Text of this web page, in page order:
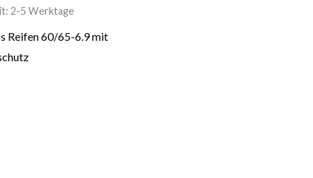
2-5 Werktage
Reifen 60/65-6.9 mit